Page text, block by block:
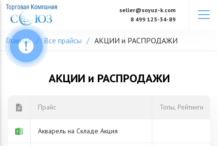
Skip
content
seller@soyuz-k.com
8 499 123-34-89
Главная Все прайсы АКЦИИ и РАСПРОДАЖИ
АКЦИИ и РАСПРОДАЖИ
Прайс Топы, Рейтинги
Акварель на Складе Акция